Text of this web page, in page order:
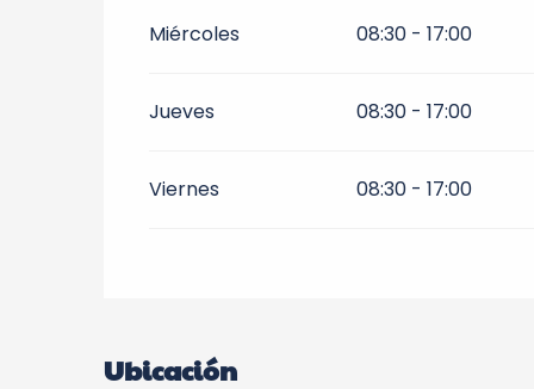
Miércoles 08:30 - 17:00
Jueves 08:30 - 17:00
Viernes 08:30 - 17:00
Ubicación